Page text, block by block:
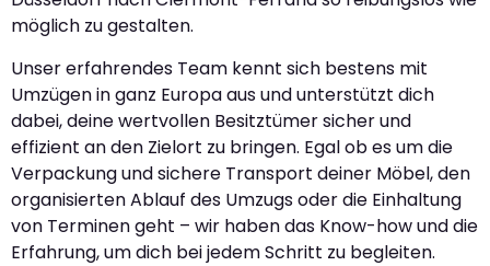
möglich zu gestalten.
Unser erfahrendes Team kennt sich bestens mit
Umzügen in ganz Europa aus und unterstützt dich
dabei, deine wertvollen Besitztümer sicher und
effizient an den Zielort zu bringen. Egal ob es um die
Verpackung und sichere Transport deiner Möbel, den
organisierten Ablauf des Umzugs oder die Einhaltung
von Terminen geht – wir haben das Know-how und die
Erfahrung, um dich bei jedem Schritt zu begleiten.